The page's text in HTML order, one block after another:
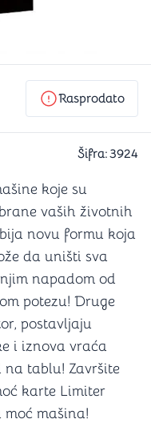
Rasprodato
Šifra:3924
koje su
vaših životnih
novu formu koja
da uništi sva
napadom od
potezu! Druge
postavljaju
i iznova vraća
na tablu! Završite
karte Limiter
mašina!